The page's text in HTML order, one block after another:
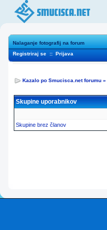
Nalaganje fotografij na forum
Registriraj se :: Prijava
Kazalo po Smucisca.net forumu »
Skupine uporabnikov
Skupine brez članov